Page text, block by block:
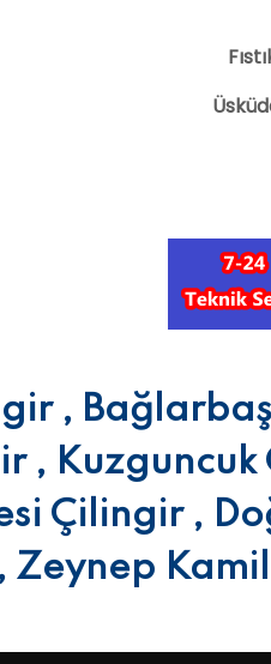
,
,
Çilingir ,
Zeynep